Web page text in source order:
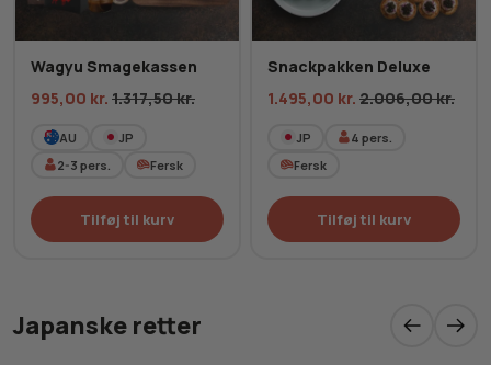
Wagyu Smagekassen
995,00 kr. 1.317,50kr.
AU
JP
2-3 pers. Fersk
Tilføj til kurv
Snackpakken Deluxe
1.495,00 kr. 2.006,00kr.
JP 4 pers.
Fersk
Tilføj til kurv
Japanske retter